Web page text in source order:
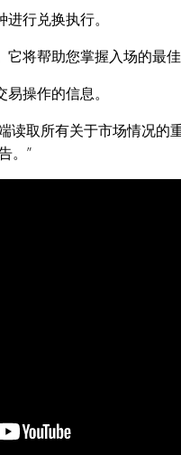
行兑换执行。
将帮助您掌握入场的最佳
操作的信息。
读取所有关于市场情况的
。”